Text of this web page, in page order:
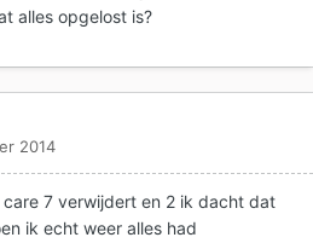
alles opgelost is?
2014
7 verwijdert en 2 ik dacht dat
ik echt weer alles had